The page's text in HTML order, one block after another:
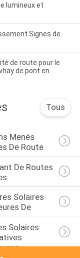
lumineux et
Signes de
de route pour le
de pont en
Tous
Menés
De Route
De Routes
Solaires
De
Solaires